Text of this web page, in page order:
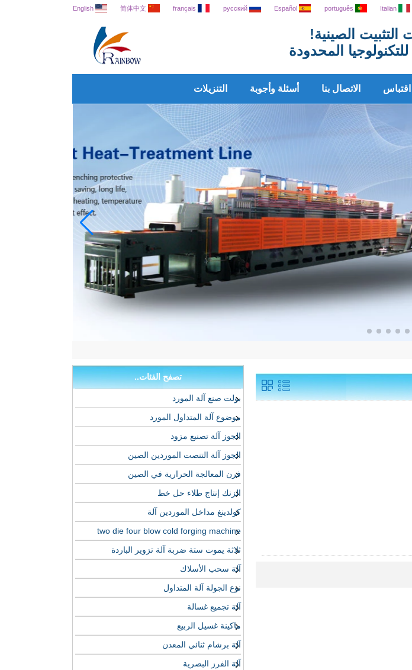
التثبيت الصينية!
المحدودة
English 简体中文 français русский Español português Italian
الاتصال بنا أسئلة وأجوبة التنزيلات
تصفح الفئات..
بولت صنع آلة المورد
موضوع آلة المتداول المورد
الجوز آلة تصنيع مزود
الجوز آلة التنصت الموردين الصين
فرن المعالجة الحرارية في الصين
الزنك إنتاج طلاء حل خط
كولدينغ مداخل الموردين آلة
two die four blow cold forging machine
ثلاثة يموت ستة ضربة آلة تزوير الباردة
آلة سحب الأسلاك
نوع الجولة آلة المتداول
آلة تجميع غسالة
ماكينة غسيل الربيع
آلة برشام ثنائي المعدن
آلة الفرز البصرية